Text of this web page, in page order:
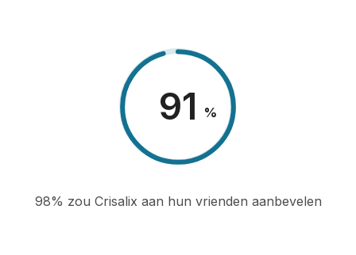
98 %
98% zou Crisalix aan hun vrienden aanbevelen